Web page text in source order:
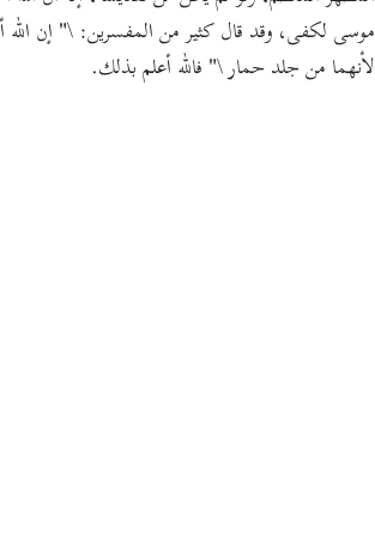
موسى لكفى، وقد قال كثير من المفسرين: \" إن الله
لأنهما من جلد حمار \" فالله أعلم بذلك.